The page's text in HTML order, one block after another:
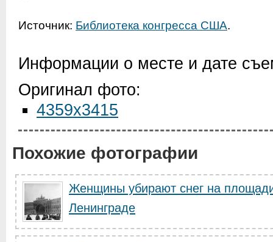
Источник: Библиотека конгресса США.
Информации о месте и дате
Оригинал фото:
4359x3415
Похожие фотографии
Женщины убирают снег на
Ленинграде